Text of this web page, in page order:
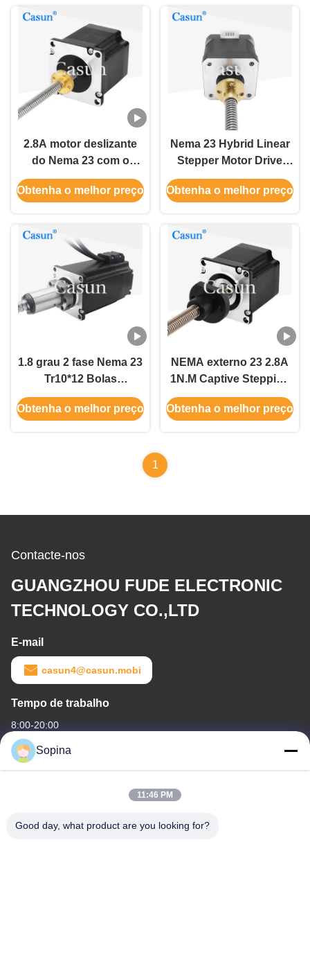
2.8A motor deslizante
do Nema 23 com o
motor deslizante
prisioneiro de parafuso
Obtenha o melhor preço
Nema 23 Hybrid Linear
Stepper Motor Drive
Module DC Power All-in-
One para Integração de
Obtenha o melhor preço
1.8 grau 2 fase Nema 23
Tr10*12 Bolas
parafusos Stepper
Motor 76mm corpo com
Obtenha o melhor preço
NEMA externo 23 2.8A
1N.M Captive Stepping
Motor do motor
deslizante de Srew da
Obtenha o melhor preço
1
Contacte-nos
GUANGZHOU FUDE ELECTRONIC
TECHNOLOGY CO.,LTD
E-mail
casun4@casun.mobi
Tempo de trabalho
8:00-20:00
O nosso endereço
NO.61 Zona Industrial Pingxi, cidade de Huashan, distrito de
Sopina
11:46 PM
Good day, what product are you looking for?